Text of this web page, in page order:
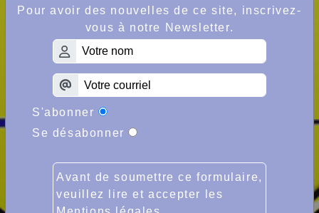
Pour avoir des nouvelles de ce site, inscrivez-
vous à notre Newsletter.
S'abonner
Se désabonner
Avant de soumettre ce formulaire,
veuillez lire et accepter les